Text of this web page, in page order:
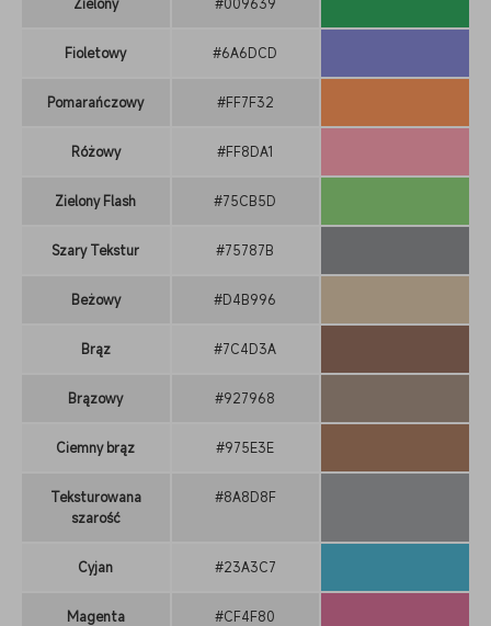
Fioletowy #6A6DCD
Pomarańczowy #FF7F32
Różowy #FF8DA1
Zielony Flash #75CB5D
Szary Tekstur #75787B
Beżowy #D4B996
Brąz #7C4D3A
Brązowy #927968
Ciemny brąz #975E3E
Teksturowana
szarość
#8A8D8F
Cyjan #23A3C7
Magenta #CF4F80